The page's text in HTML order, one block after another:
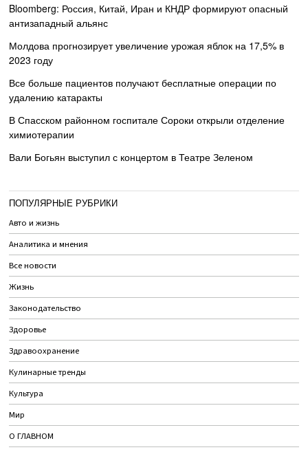
Bloomberg: Россия, Китай, Иран и КНДР формируют опасный
антизападный альянс
Молдова прогнозирует увеличение урожая яблок на 17,5% в
2023 году
Все больше пациентов получают бесплатные операции по
удалению катаракты
В Спасском районном госпитале Сороки открыли отделение
химиотерапии
Вали Богьян выступил с концертом в Театре Зеленом
ПОПУЛЯРНЫЕ РУБРИКИ
Авто и жизнь
Аналитика и мнения
Все новости
Жизнь
Законодательство
Здоровье
Здравоохранение
Кулинарные тренды
Культура
Мир
О ГЛАВНОМ